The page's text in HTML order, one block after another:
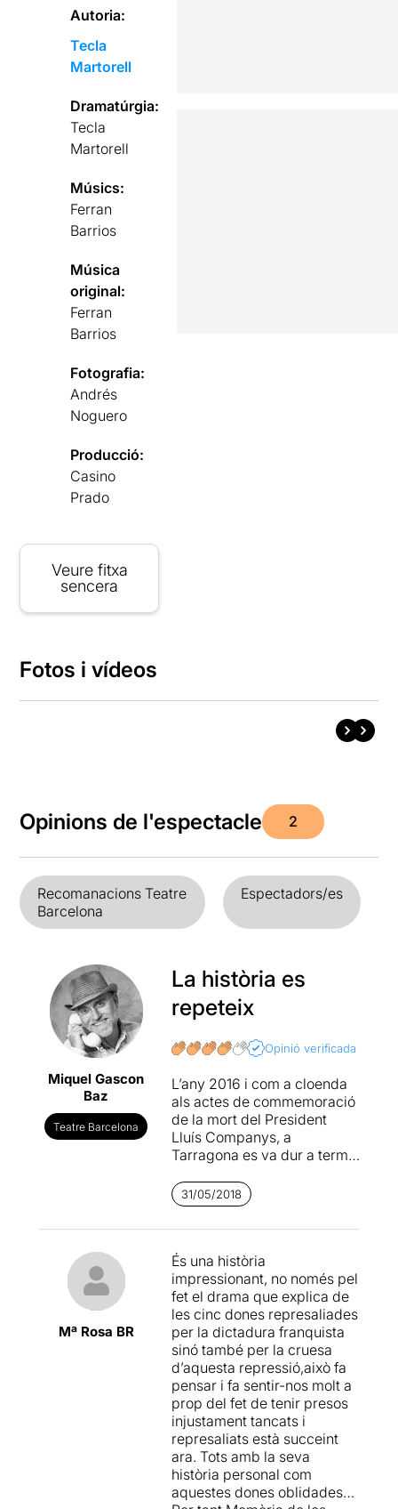
Autoria:
Tecla
Martorell
Dramatúrgia:
Tecla
Martorell
Músics:
Ferran
Barrios
Música
original:
Ferran
Barrios
Fotografia:
Andrés
Noguero
Producció:
Casino
Prado
Veure fitxa
sencera
Fotos i vídeos
Opinions de l'espectacle 2
Recomanacions Teatre
Barcelona
Espectadors/es
Miquel Gascon
Baz
Teatre Barcelona
La història es
repeteix
Opinió verificada
L’any 2016 i com a cloenda
als actes de commemoració
de la mort del President
Lluís Companys, a
Tarragona es va dur a terme
l’obra “MEMÒRIA DE LES
OBLIDADES
presó de les Oblates”, de
amb la rapsoda Josepa ‘Lîla’
Urbano i la música de
Conrad Setó.
Ara podem veure aquesta
proposta, al renovatVersus
Glòries.Basada en les
dades reals sobre la vida de
quatre dones
empresonades pel règim
franquista al convent de les
Oblates de Tarragona
habilitat com a presó l’any
1938, l’actriuRosa Andreu,
31/05/2018
Mª Rosa BR
És una història
impressionant, no només pel
fet el drama que explica de
les cinc dones represaliades
per la dictadura franquista
sinó també per la cruesa
d’aquesta repressió,això fa
pensar i fa sentir-nos molt a
prop del fet de tenir presos
injustament tancats i
represaliats està succeint
ara. Tots amb la seva
història personal com
aquestes dones oblidades…